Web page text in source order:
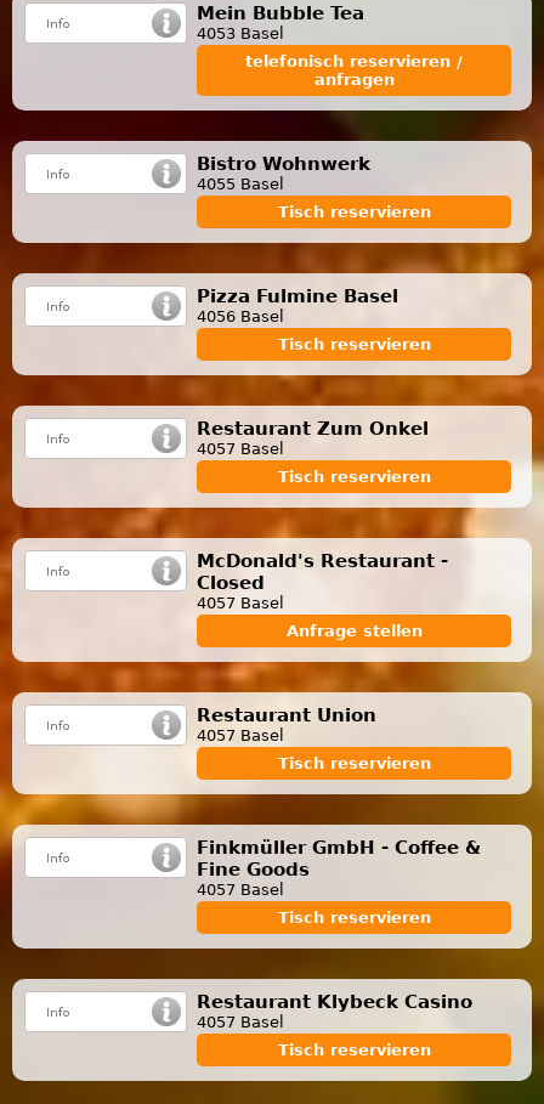
Mein Bubble Tea
4053 Basel
telefonisch reservieren /
anfragen
Bistro Wohnwerk
4055 Basel
Tisch reservieren
Pizza Fulmine Basel
4056 Basel
Tisch reservieren
Restaurant Zum Onkel
4057 Basel
Tisch reservieren
McDonald's Restaurant -
Closed
4057 Basel
Anfrage stellen
Restaurant Union
4057 Basel
Tisch reservieren
Finkmüller GmbH - Coffee &
Fine Goods
4057 Basel
Tisch reservieren
Restaurant Klybeck Casino
4057 Basel
Tisch reservieren